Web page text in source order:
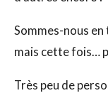
Sommes-nous
mais cette fois…
Très peu de